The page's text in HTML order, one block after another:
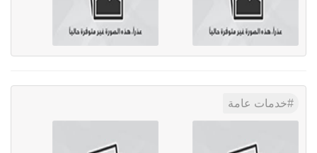
خدمات عامة